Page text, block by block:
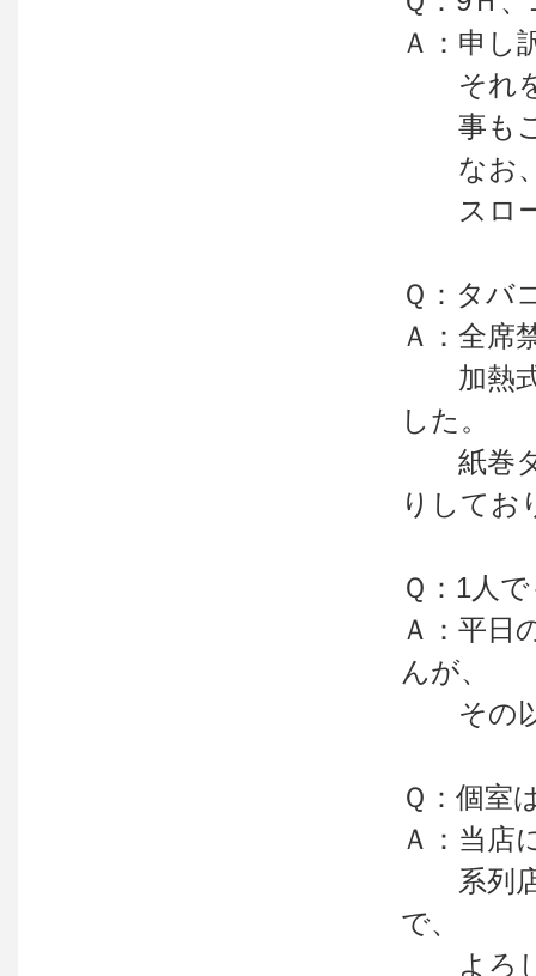
Ａ：申し
それを
事もご
なお、
スロー
Ｑ：タバ
Ａ：全席
加熱式
した。
紙巻タ
りしてお
Ｑ：1人
Ａ：平日
んが、
その以
Ｑ：個室
Ａ：当店
系列店
で、
よろし